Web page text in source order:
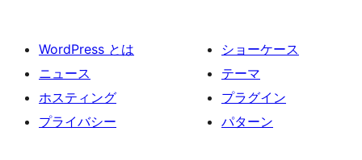
WordPress とは
ニュース
ホスティング
プライバシー
ショーケース
テーマ
プラグイン
パターン